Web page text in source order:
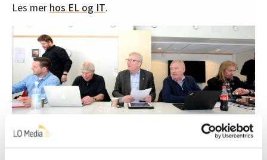
Les merhos EL og IT.
KLARE FOR START: Lunsjen er fortært og EL og ITs LOK-gjeng
posisjonerer seg til forhandlinger.